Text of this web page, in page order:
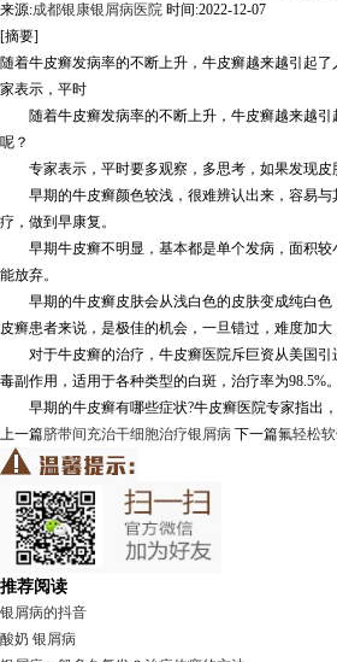
来源:成都银康银屑病医院 时间:2022-12-07
[摘要]
随着牛皮癣发病率的不断上升，牛皮癣越来越引起
家表示，平时
随着牛皮癣发病率的不断上升，牛皮癣越来越引
呢？
专家表示，平时要多观察，多思考，如果发现皮
早期的牛皮癣颜色较浅，很难辨认出来，容易与
疗，做到早康复。
早期牛皮癣不明显，基本都是单个发病，面积较
能放弃。
早期的牛皮癣皮肤会从浅白色的皮肤变成纯白色
皮癣患者来说，是极佳的机会，一旦错过，难度加
对于牛皮癣的治疗，牛皮癣医院斥巨资从美国引
毒副作用，适用于各种类型的白斑，治疗率为98.5%。
早期的牛皮癣有哪些症状?牛皮癣医院专家指出，
上一篇脐带间充治干细胞治疗银屑病 下一篇氟轻松
推荐阅读
银屑病的抖音
酸奶 银屑病